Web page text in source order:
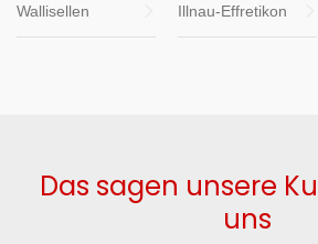
Wallisellen Illnau-Effretikon
Das sagen unsere
uns